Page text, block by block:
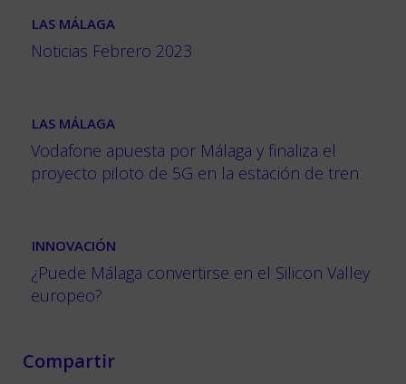
LAS MÁLAGA
Noticias Febrero 2023
LAS MÁLAGA
Vodafone apuesta por Málaga y finaliza el
proyecto piloto de 5G en la estación de tren
INNOVACIÓN
¿Puede Málaga convertirse en el Silicon Valley
europeo?
Compartir